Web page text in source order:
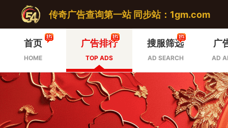
传奇广告查询第一站 同步站：1gm.com
首页
HOME
广告排行
TOP ADS
搜服筛选
AD SEARCH
广
AD